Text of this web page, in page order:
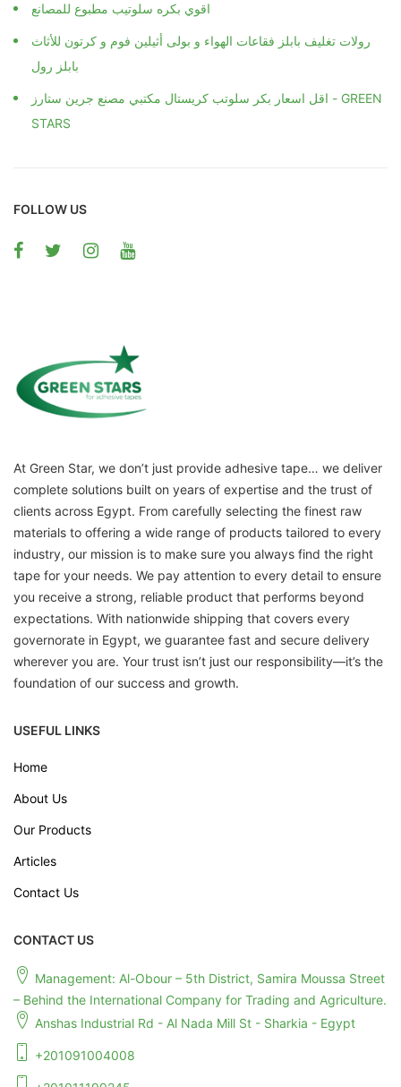
اقوي بكره سلوتيب مطبوع للمصانع
رولات تغليف بابلز فقاعات الهواء و بولى أثيلين فوم و كرتون للأثاث
اقل اسعار بكر سلوتب كريستال مكتبي مصنع جرين ستارز - GREEN
STARS
FOLLOW US
At Green Star, we don’t just provide adhesive tape… we deliver
complete solutions built on years of expertise and the trust of
clients across Egypt. From carefully selecting the finest raw
materials to offering a wide range of products tailored to every
industry, our mission is to make sure you always find the right
tape for your needs. We pay attention to every detail to ensure
you receive a strong, reliable product that performs beyond
expectations. With nationwide shipping that covers every
governorate in Egypt, we guarantee fast and secure delivery
wherever you are. Your trust isn’t just our responsibility—it’s the
foundation of our success and growth.
USEFUL LINKS
Home
About Us
Our Products
Articles
Contact Us
CONTACT US
Management: Al-Obour – 5th District, Samira Moussa Street
– Behind the International Company for Trading and Agriculture.
Anshas Industrial Rd - Al Nada Mill St - Sharkia - Egypt
+201091004008